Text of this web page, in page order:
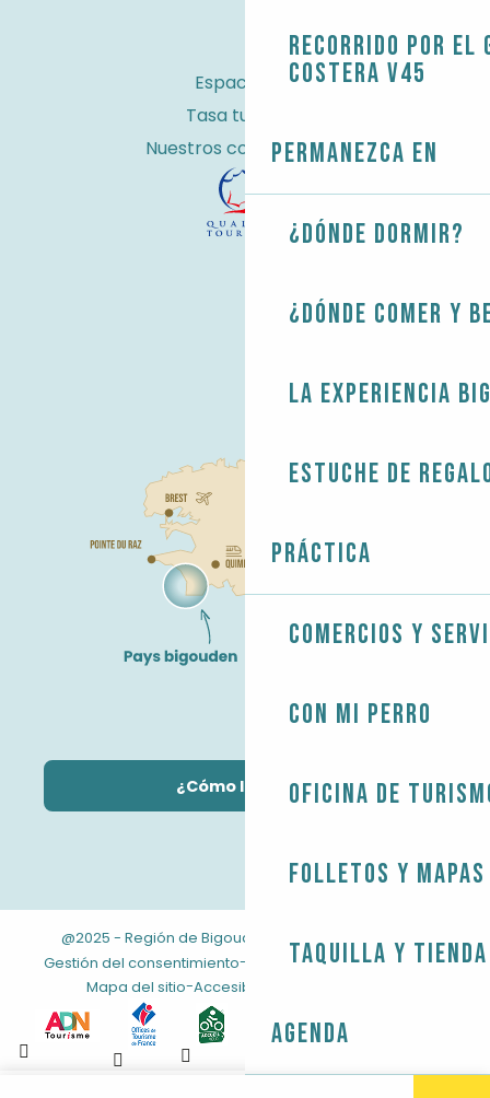
Recorrido por el
costera V45
Permanezca en
¿Dónde dormir?
¿Dónde comer y
La experiencia
Estuche de
Práctica
Comercios y
Con mi perro
Oficina de
Folletos y mapas
Taquilla y tienda
Agenda
Espacio Pro
Tasa turística
Nuestros compromisos
¿Cómo llegar?
@2025 - Región de Bigouden Información jurídica-
Gestión del consentimiento- CONDICIONES GENERALES
-
Mapa del sitio-Accesibilidad: no conforme